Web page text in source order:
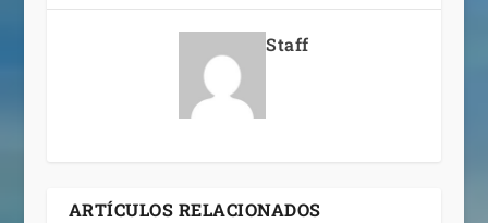
Staff
ARTÍCULOS RELACIONADOS